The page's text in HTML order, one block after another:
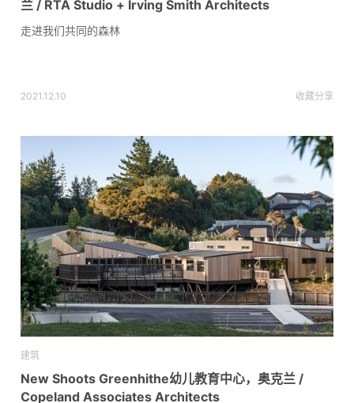
兰 / RTA Studio + Irving Smith Architects
走进我们共同的森林
2021.12.10 收藏分享
建筑
New Shoots Greenhithe幼儿教育中心，奥克兰 /
Copeland Associates Architects